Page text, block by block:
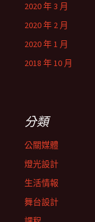
2020 年 3 月
2020 年 2 月
2020 年 1 月
2018 年 10 月
分類
公關媒體
燈光設計
生活情報
舞台設計